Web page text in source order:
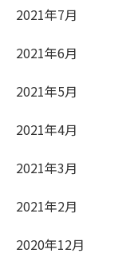
2021年7月
2021年6月
2021年5月
2021年4月
2021年3月
2021年2月
2020年12月